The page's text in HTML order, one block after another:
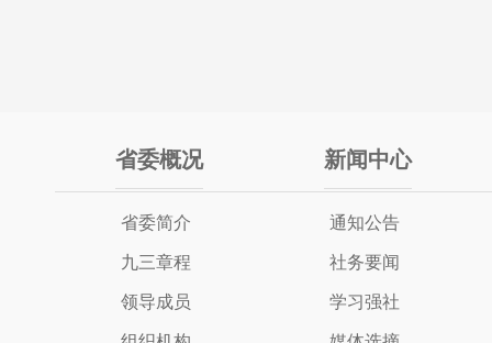
省委概况
省委简介
九三章程
领导成员
新闻中心
通知公告
社务要闻
学习强社